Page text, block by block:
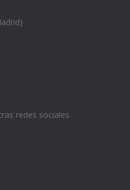
redes sociales.